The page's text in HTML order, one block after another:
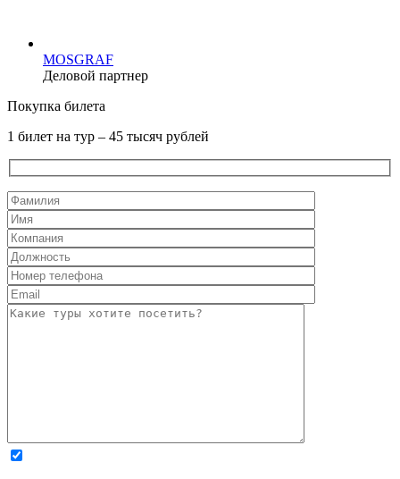
MOSGRAF
Деловой партнер
Покупка билета
1 билет на тур – 45 тысяч рублей